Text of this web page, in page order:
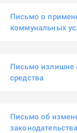
Письмо о
коммунальных
Письмо излишне
средства
Письмо об
законодательства